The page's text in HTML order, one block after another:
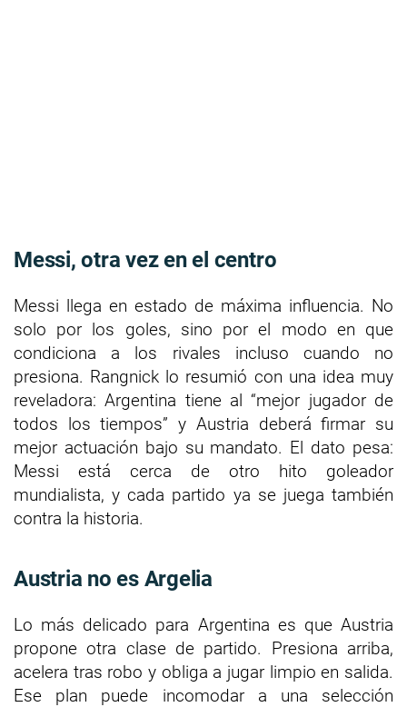
Messi, otra vez en el centro
Messi llega en estado de máxima influencia. No
solo por los goles, sino por el modo en que
condiciona a los rivales incluso cuando no
presiona. Rangnick lo resumió con una idea muy
reveladora: Argentina tiene al “mejor jugador de
todos los tiempos” y Austria deberá firmar su
mejor actuación bajo su mandato. El dato pesa:
Messi está cerca de otro hito goleador
mundialista, y cada partido ya se juega también
contra la historia.
Austria no es Argelia
Lo más delicado para Argentina es que Austria
propone otra clase de partido. Presiona arriba,
acelera tras robo y obliga a jugar limpio en salida.
Ese plan puede incomodar a una selección